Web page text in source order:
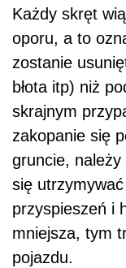
Każdy skręt
oporu, a to
zostanie
błota itp) niż
skrajnym
zakopanie się
gruncie,
się
przyspieszeń i
mniejsza, tym
pojazdu.